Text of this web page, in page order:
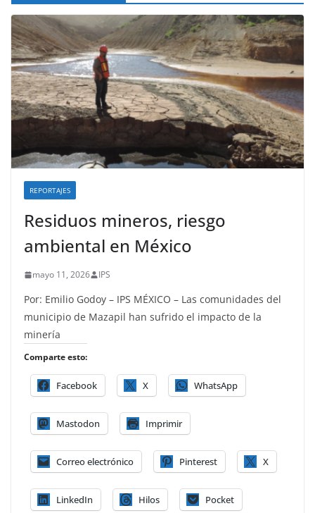
REPORTAJES
Residuos mineros, riesgo
ambiental en México
mayo 11, 2026 IPS
Por: Emilio Godoy – IPS MÉXICO – Las comunidades del
municipio de Mazapil han sufrido el impacto de la
minería
Comparte esto:
Facebook X WhatsApp
Mastodon Imprimir
Correo electrónico Pinterest X
LinkedIn Hilos Pocket